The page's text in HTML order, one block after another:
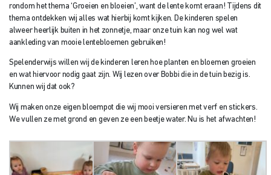
rondom het thema ‘Groeien en bloeien’, want de lente komt eraan! Tijdens dit
thema ontdekken wij alles wat hierbij komt kijken. De kinderen spelen
alweer heerlijk buiten in het zonnetje, maar onze tuin kan nog wel wat
aankleding van mooie lentebloemen gebruiken!
Spelenderwijs willen wij de kinderen leren hoe planten en bloemen groeien
en wat hiervoor nodig gaat zijn. Wij lezen over Bobbi die in de tuin bezig is.
Kunnen wij dat ook?
Wij maken onze eigen bloempot die wij mooi versieren met verf en stickers.
We vullen ze met grond en geven ze een beetje water. Nu is het afwachten!